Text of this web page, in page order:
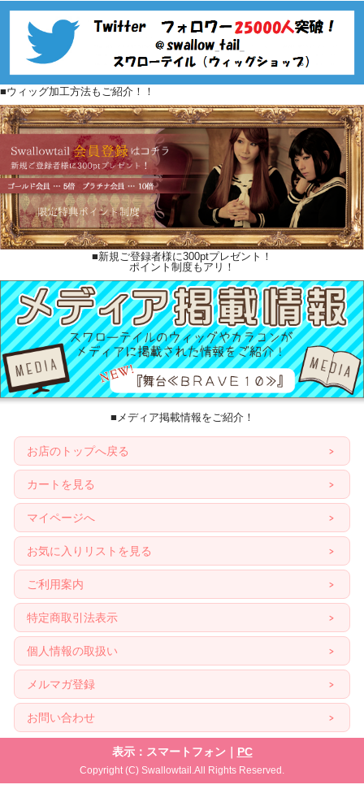
■ウィッグ加工方法もご紹介！！
■新規ご登録者様に300ptプレゼント！
ポイント制度もアリ！
■メディア掲載情報をご紹介！
お店のトップへ戻る
カートを見る
マイページへ
お気に入りリストを見る
ご利用案内
特定商取引法表示
個人情報の取扱い
メルマガ登録
お問い合わせ
表示：スマートフォン｜ PC
Copyright (C) Swallowtail.All Rights Reserved.